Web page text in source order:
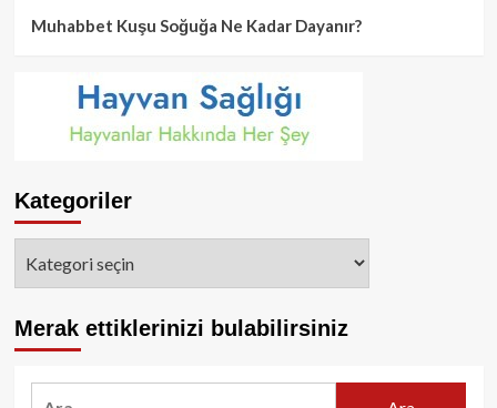
Muhabbet Kuşu Soğuğa Ne Kadar Dayanır?
Kategoriler
Merak ettiklerinizi bulabilirsiniz